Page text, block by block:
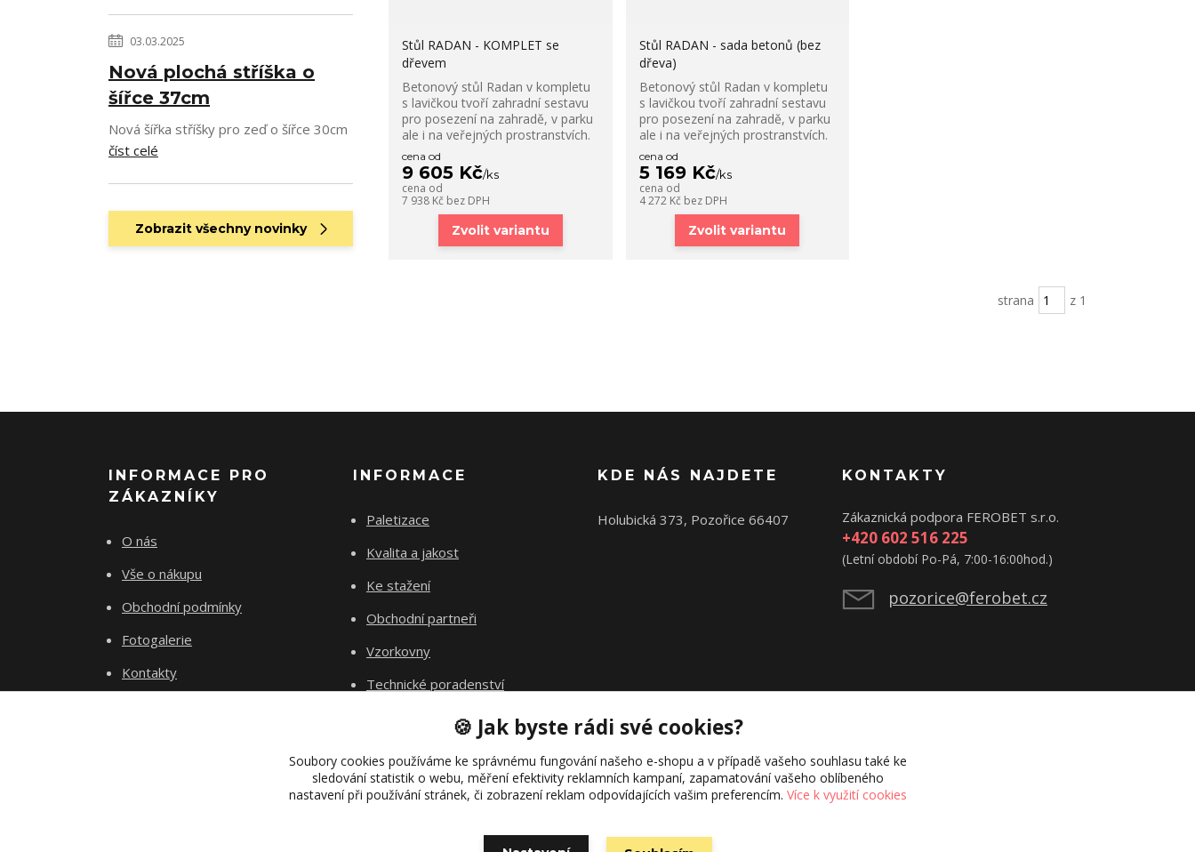
Stůl RADAN - KOMPLET se
dřevem
Betonový stůl Radan v kompletu
s lavičkou tvoří zahradní sestavu
pro posezení na zahradě, v parku
ale i na veřejných prostranstvích.
cena od
9 605 Kč/ks
cena od
7 938 Kč bez DPH
Zvolit variantu
Stůl RADAN - sada betonů (bez
dřeva)
Betonový stůl Radan v kompletu
s lavičkou tvoří zahradní sestavu
pro posezení na zahradě, v parku
ale i na veřejných prostranstvích.
cena od
5 169 Kč/ks
cena od
4 272 Kč bez DPH
Zvolit variantu
strana z 1
03.03.2025
Nová plochá stříška o
šířce 37cm
Nová šířka stříšky pro zeď o šířce 30cm
číst celé
Zobrazit všechny novinky
INFORMACE PRO
ZÁKAZNÍKY
O nás
Vše o nákupu
Obchodní podmínky
Fotogalerie
Kontakty
INFORMACE
Paletizace
Kvalita a jakost
Ke stažení
Obchodní partneři
Vzorkovny
Technické poradenství
KDE NÁS NAJDETE
Holubická 373, Pozořice 66407
KONTAKTY
Zákaznická podpora FEROBET s.r.o.
+420 602 516 225
(Letní období Po-Pá, 7:00-16:00hod.)
pozorice@ferobet.cz
🍪 Jak byste rádi své cookies?
Soubory cookies používáme ke správnému fungování našeho e-shopu a v případě vašeho souhlasu také ke
sledování statistik o webu, měření efektivity reklamních kampaní, zapamatování vašeho oblíbeného
nastavení při používání stránek, či zobrazení reklam odpovídajících vašim preferencím. Více k využití cookies